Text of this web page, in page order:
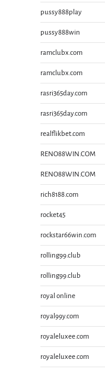
pussy888play
pussy888win
ramclubx.com
ramclubx.com
rasri365day.com
rasri365day.com
realflikbet.com
RENO88WIN.COM
RENO88WIN.COM
rich8188.com
rocket45
rockstar66win.com
rolling99.club
rolling99.club
royal online
royal99y.com
royaleluxee.com
royaleluxee.com